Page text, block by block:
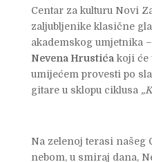
Centar za kulturu Novi
zaljubljenike klasične
akademskog umjetnika
Nevena Hrustića koji će
umijećem provesti po
gitare u sklopu ciklusa
Na zelenoj terasi našeg
nebom, u smiraj dana,